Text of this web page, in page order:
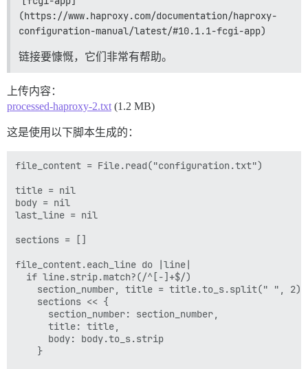
(https://www.haproxy.com/documentation/haproxy-
configuration-manual/latest/#10.1.1-fcgi-app)
链接要慷慨，它们非常有帮助。
上传内容：
processed-haproxy-2.txt(1.2 MB)
这是使用以下脚本生成的：
file_content = File.read("configuration.txt")
title = nil
body = nil
last_line = nil
sections = []
file_content.each_line do |line|
  if line.strip.match?(/^[-]+$/)
    section_number, title = title.to_s.split(" ", 2)
    sections << {
      section_number: section_number,
      title: title,
      body: body.to_s.strip
    }